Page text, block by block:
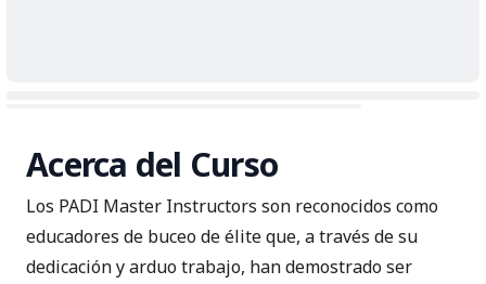
Acerca del Curso
Los PADI Master Instructors son reconocidos como
educadores de buceo de élite que, a través de su
dedicación y arduo trabajo, han demostrado ser